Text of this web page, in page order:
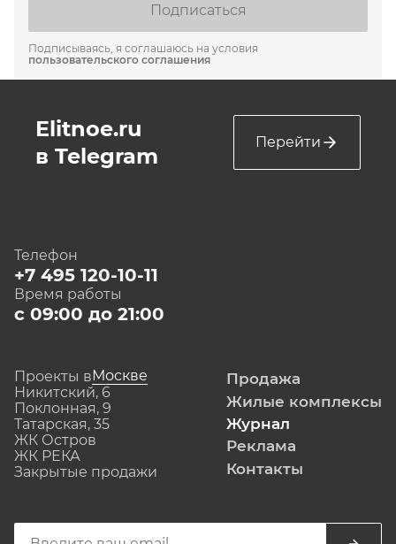
Подписаться
Подписываясь, я соглашаюсь на условия
пользовательского соглашения
Elitnoe.ru
в Telegram
Перейти
Телефон
+7 495 120-10-11
Время работы
с 09:00 до 21:00
Проекты вМоскве
Никитский, 6
Поклонная, 9
Татарская, 35
ЖК Остров
ЖК РЕКА
Закрытые продажи
Продажа
Жилые комплексы
Журнал
Реклама
Контакты